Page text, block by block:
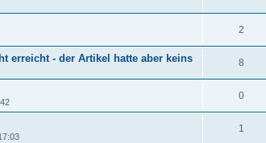
2
erreicht - der Artikel hatte aber keins 8
0
1